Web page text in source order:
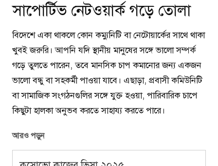
সাপোর্টিভ নেটওয়ার্ক গড়ে তোলা
বিদেশে একা থাকলে কোন কম্যুনিটি বা নেটোয়ার্কের সাথে থাকা
খুবই জরুরি। আপনি যদি স্থানীয় মানুষের সঙ্গে ভালো সম্পর্ক
গড়ে তুলতে পারেন, তবে মানসিক চাপ কমানোর জন্য একজন
ভালো বন্ধু বা সহকর্মী পাওয়া যাবে। এছাড়া, প্রবাসী কমিউনিটি
বা সামাজিক সংগঠনগুলির সঙ্গে যুক্ত হওয়া, পারিবারিক চাপে
কিছুটা হালকা অনুভব করতে সাহায্য করতে পারে।
আরও পড়ুন